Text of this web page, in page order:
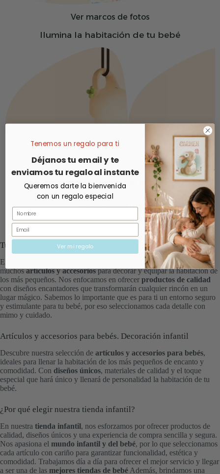
Ver marcos de fotos
Ilumina la habitación de tu bebé
Ver lámparas nocturnas infantiles
Valoraciones
Tu tienda infantil y de bebés con todo lo que necesitas
En tu tienda infantil y de bebés, donde encontrarás
muchosartículos y accesoriospara decorar y equipar la habitación de
los más pequeños. Nos enfocamos en ofrecer productos de calidad
con diseños encantadores que transformarán cualquier rincón en un
lugar mágico. Sabemos lo importante que es para ti un entorno seguro
y estimulante para tu bebé, por eso seleccionamos cada detalle con
mimo y cuidado.
Artículos y accesorios para bebés. Decoración infantil
Descubre nuestra selección de artículos y accesorios para bebés,
ideales para llenar la habitación de los más pequeños de encanto y
comodidad. Con diseños únicos, materiales de calidad y el toque
especial que hará único y llenará de personalidad la habitación de tu
bebé.
¿Por qué elegir nuestra tienda infantil?
En nuestra tienda infantil, nos esforzamos por ofrecer productos de
calidad, diseños únicos y una experiencia de compra sencilla y segura.
Nos apasiona el mundo infantil y del bebé, por lo que seleccionamos
cada artículo con cariño para garantizar funcionalidad, estética y
comodidad. Trabajamos día a día para ofrecer el mejor servicio y llegar
a ser una de las mejores tiendas de bebé Además, brindamos una
Tenemos un regalo para ti
Déjanos tu email y te
enviamos tu regalo al instante
Queremos darte la bienvenida
con un regalo especial
Nombre
Email
Ver mi regalo